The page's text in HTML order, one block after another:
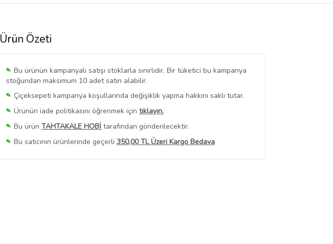
Ürün Özeti
Bu ürünün kampanyalı satışı stoklarla sınırlıdır. Bir tüketici bu kampanya
stoğundan maksimum 10 adet satın alabilir.
Çiçeksepeti kampanya koşullarında değişiklik yapma hakkını saklı tutar.
Ürünün iade politikasını öğrenmek için tıklayın.
Bu ürün TAHTAKALE HOBİ tarafından gönderilecektir.
Bu satıcının ürünlerinde geçerli 350,00 TL Üzeri Kargo Bedava
Bu SatıcınınTüm Ürünlerini Görüntüle